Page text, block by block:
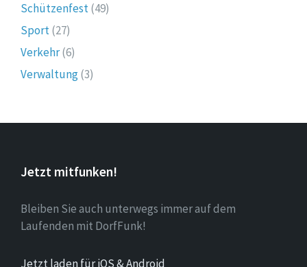
Schützenfest(49)
Sport(27)
Verkehr(6)
Verwaltung(3)
Jetzt mitfunken!
Bleiben Sie auch unterwegs immer auf dem
Laufenden mit DorfFunk!
Jetzt laden für iOS & Android